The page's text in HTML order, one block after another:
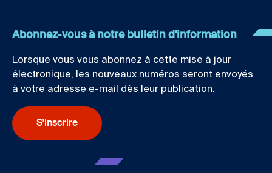
Abonnez-vous à notre bulletin d'information
Lorsque vous vous abonnez à cette mise à jour
électronique, les nouveaux numéros seront envoyés
à votre adresse e-mail dès leur publication.
S'inscrire